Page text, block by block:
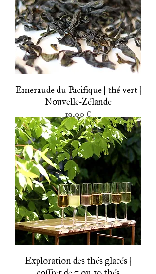
Emeraude du Pacifique | thé vert |
Nouvelle-Zélande
19,00 €
Exploration des thés glacés |
coffret de 7 ou 10 thés